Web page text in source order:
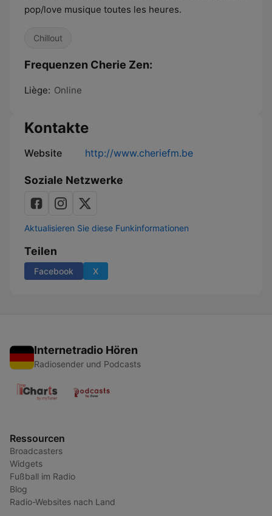
pop/love musique toutes les heures.
Chillout
Frequenzen Cherie Zen:
Liège: Online
Kontakte
Website http://www.cheriefm.be
Soziale Netzwerke
Aktualisieren Sie diese Funkinformationen
Teilen
Facebook X
Internetradio Hören
Radiosender und Podcasts
Ressourcen
Broadcasters
Widgets
Fußball im Radio
Blog
Radio-Websites nach Land